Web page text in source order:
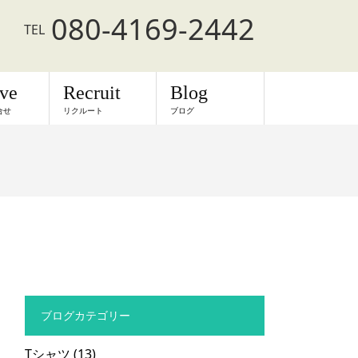
TEL 080-4169-2442
せ
Recruit
リクルート
Blog
ブログ
ブログカテゴリー
Tシャツ (13)